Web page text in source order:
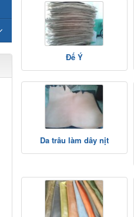
Đế Ý
Da trâu làm dây nịt